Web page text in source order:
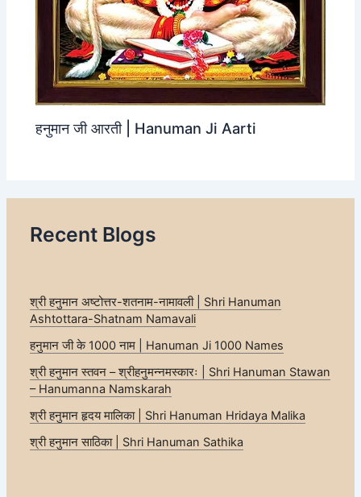
हनुमान जी आरती | Hanuman Ji Aarti
Recent Blogs
श्री हनुमान अष्टोत्तर-शतनाम-नामावली | Shri Hanuman
Ashtottara-Shatnam Namavali
हनुमान जी के 1000 नाम | Hanuman Ji 1000 Names
श्री हनुमान स्तवन – श्रीहनुमन्नमस्कारः | Shri Hanuman Stawan
– Hanumanna Namskarah
श्री हनुमान हृदय मालिका | Shri Hanuman Hridaya Malika
श्री हनुमान साठिका | Shri Hanuman Sathika